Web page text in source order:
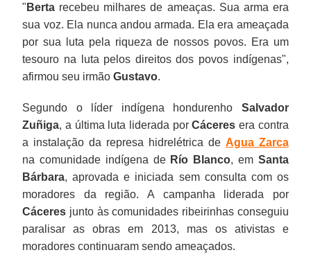
" Berta recebeu milhares de ameaças. Sua arma era
sua voz. Ela nunca andou armada. Ela era ameaçada
por sua luta pela riqueza de nossos povos. Era um
tesouro na luta pelos direitos dos povos indígenas",
afirmou seu irmãoGustavo.
Segundo o líder indígena hondurenho Salvador
Zuñiga, a última luta liderada porCáceres era contra
a instalação da represa hidrelétrica de Agua Zarca
na comunidade indígena de Río Blanco, em Santa
Bárbara, aprovada e iniciada sem consulta com os
moradores da região. A campanha liderada por
Cáceres junto às comunidades ribeirinhas conseguiu
paralisar as obras em 2013, mas os ativistas e
moradores continuaram sendo ameaçados.